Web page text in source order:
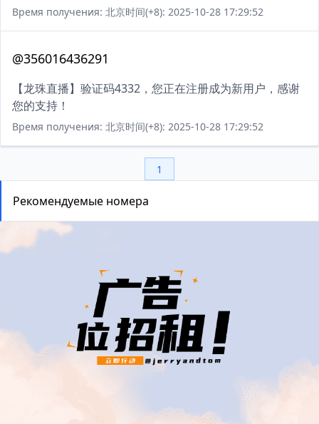
Время получения: 北京时间(+8): 2025-10-28 17:29:52
@356016436291
【龙珠直播】验证码4332，您正在注册成为新用户，感谢
您的支持！
Время получения: 北京时间(+8): 2025-10-28 17:29:52
1
Рекомендуемые номера